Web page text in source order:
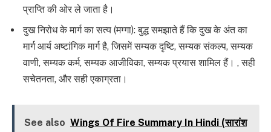
प्राप्ति की ओर ले जाता है।
दुख निरोध के मार्ग का सत्य (मग्गा): बुद्ध समझाते हैं कि दुख के अंत का
मार्ग आर्य अष्टांगिक मार्ग है, जिसमें सम्यक दृष्टि, सम्यक संकल्प, सम्यक
वाणी, सम्यक कर्म, सम्यक आजीविका, सम्यक प्रयास शामिल हैं। , सही
सचेतनता, और सही एकाग्रता।
See also Wings Of Fire Summary In Hindi (सारांश